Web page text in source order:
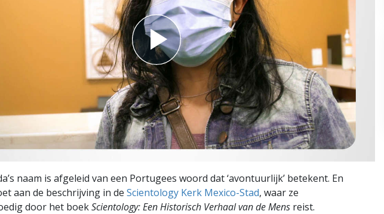
Kinderen
Ethiek en
De
De
naam is afgeleid van een Portugees woord dat ‘avontuurlijk’ betekent. En
aan de beschrijving in de Scientology Kerk Mexico-Stad, waar ze
door het boekScientology: Een Historisch Verhaal van de Mens reist.